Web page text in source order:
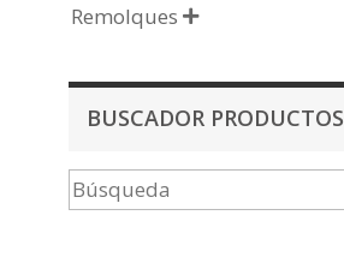
Remolques 
BUSCADOR PRODUCTOS